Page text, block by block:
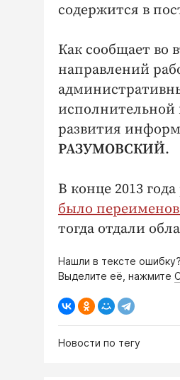
содержится в
Как сообщает во
направлений
исполнительной
развития
РАЗУМОВСКИЙ.
В конце 2013
было
тогда отдали
Нашли в тексте ошибку?
Выделите её, нажмите
Новости по тегу